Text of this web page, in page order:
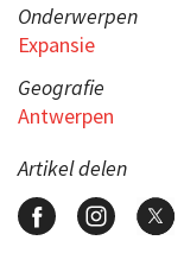
Onderwerpen
Expansie
Geografie
Antwerpen
Artikel delen